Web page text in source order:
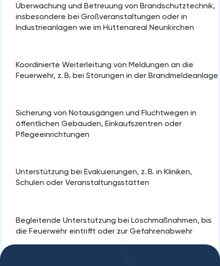
Überwachung und Betreuung von Brandschutztechnik,
insbesondere bei Großveranstaltungen oder in
Industrieanlagen wie im Hüttenareal Neunkirchen
Koordinierte Weiterleitung von Meldungen an die
Feuerwehr, z. B. bei Störungen in der Brandmeldeanlage
Sicherung von Notausgängen und Fluchtwegen in
öffentlichen Gebäuden, Einkaufszentren oder
Pflegeeinrichtungen
Unterstützung bei Evakuierungen, z. B. in Kliniken,
Schulen oder Veranstaltungsstätten
Begleitende Unterstützung bei Löschmaßnahmen, bis
die Feuerwehr eintrifft oder zur Gefahrenabwehr